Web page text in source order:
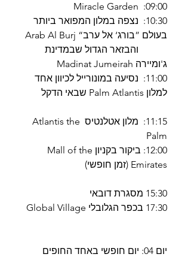
09:00: Miracle Garden
10:30: נצפה במלון המפואר ביותר
בעולם ”בורג‘ אל ערב“ Arab Al Burj
והבזאר הגדול שבמדינת
ג'ומיירה Madinat Jumeirah
11:00: נסיעה במונורייל לכיוון אחד
למלון Palm Atlantis שבאי הדקל
11:15: מלון אטלנטיס Atlantis the
Palm
12:00: ביקור בקניון Mall of the
Emirates (זמן חופשי)
15:30 מסגרת דובאי
17:30 בכפר הגלובלי Global Village
יום 04: יום חופשי באחד החופים